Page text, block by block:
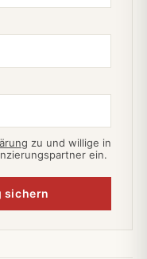
zu und willige in
ein.
sichern